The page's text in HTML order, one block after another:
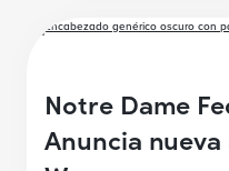
Notre Dame
Anuncia